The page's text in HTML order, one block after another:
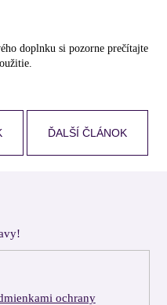
doplnku si pozorne prečítajte
ĎALŠÍ ČLÁNOK
ochrany